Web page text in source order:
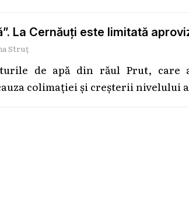
La Cernăuți este limitată
Struț
de apă din răul Prut,
colimației și creșterii nivelului